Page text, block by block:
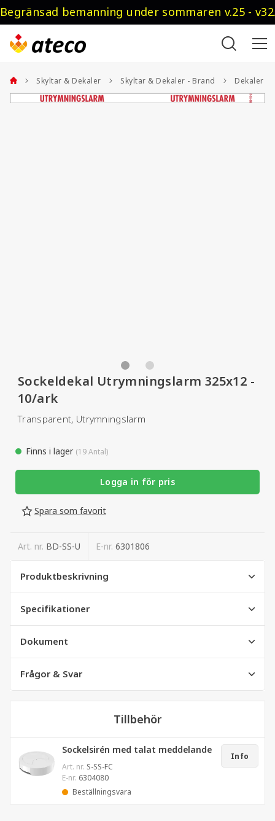
Begränsad bemanning under sommaren v.25 -
Skyltar & Dekaler Skyltar & Dekaler - Brand Dekaler -
Sockeldekal Utrymningslarm 325x12 -
10/ark
Transparent, Utrymningslarm
Finns i lager (19 Antal)
Logga in för pris
Spara som favorit
Art. nr. BD-SS-U E-nr. 6301806
Produktbeskrivning
Specifikationer
Dokument
Frågor & Svar
Tillbehör
Sockelsirén med talat meddelande
Art. nr. S-SS-FC
E-nr. 6304080
Beställningsvara
Info